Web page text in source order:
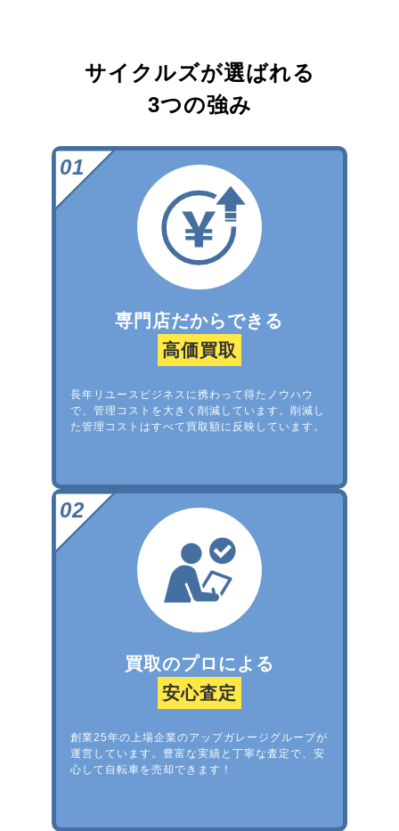
サイクルズが選ばれる
3つの強み
専門店だからできる
高価買取
長年リユースビジネスに携わって得たノウハウ
で、管理コストを大きく削減しています。削減し
た管理コストはすべて買取額に反映しています。
買取のプロによる
安心査定
創業25年の上場企業のアップガレージグループが
運営しています。豊富な実績と丁寧な査定で、安
心して自転車を売却できます！